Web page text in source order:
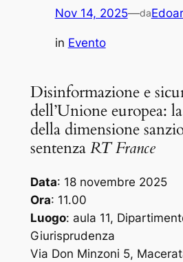
Nov 14, 2025—da
in Evento
Disinformazione e
dell’Unione europea:
della dimensione
sentenzaRT France
Data: 18 novembre 2025
Ora: 11.00
Luogo: aula 11,
Giurisprudenza
Via Don Minzoni 5,